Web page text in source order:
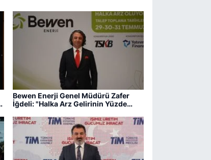
Bewen Enerji Genel Müdürü Zafer
İğdeli: "Halka Arz Gelirinin Yüzde